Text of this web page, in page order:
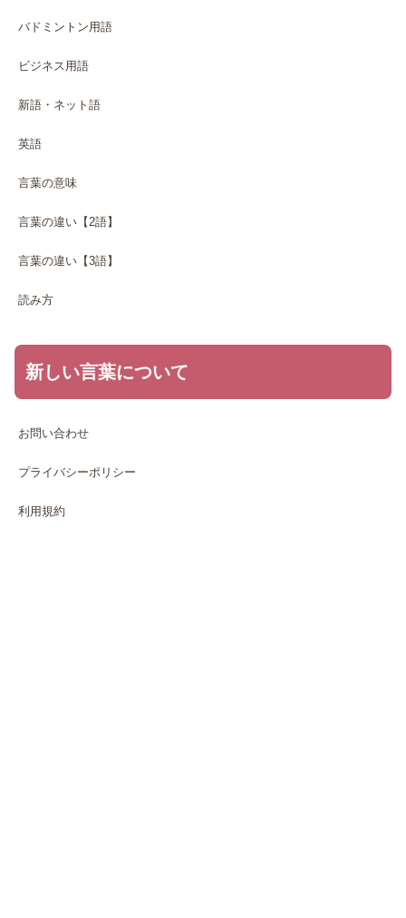
バドミントン用語
ビジネス用語
新語・ネット語
英語
言葉の意味
言葉の違い【2語】
言葉の違い【3語】
読み方
新しい言葉について
お問い合わせ
プライバシーポリシー
利用規約